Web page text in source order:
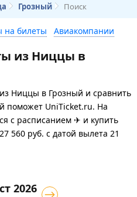
Грозный Поиск
на билеты Авиакомпании
из Ниццы в
Ниццы в Грозный и сравнить
поможет UniTicket.ru. На
с расписанием ✈ и купить
27 560 руб. с датой вылета 21
2026